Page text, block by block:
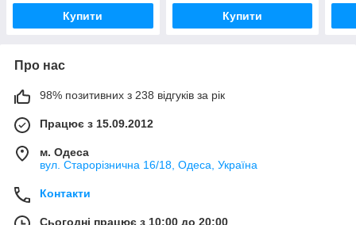
Купити Купити
Про нас
98% позитивних з 238 відгуків за рік
Працює з 15.09.2012
м. Одеса
вул. Старорізнична 16/18, Одеса, Україна
Контакти
Сьогодні працює з 10:00 до 20:00